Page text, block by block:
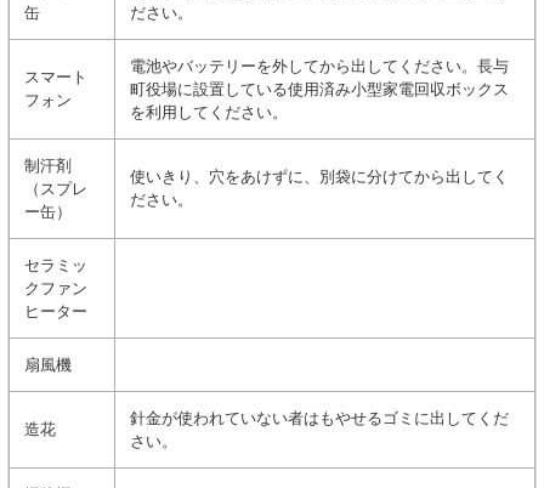
缶
ださい。
スマート
フォン
電池やバッテリーを外してから出してください。長与
町役場に設置している使用済み小型家電回収ボックス
を利用してください。
制汗剤
（スプレ
ー缶）
使いきり、穴をあけずに、別袋に分けてから出してく
ださい。
セラミッ
クファン
ヒーター
扇風機
造花
針金が使われていない者はもやせるゴミに出してくだ
さい。